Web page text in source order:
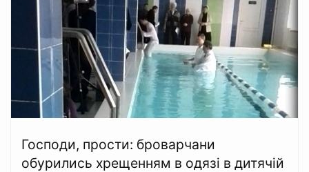
Господи, прости: броварчани
обурились хрещенням в одязі в дитячій